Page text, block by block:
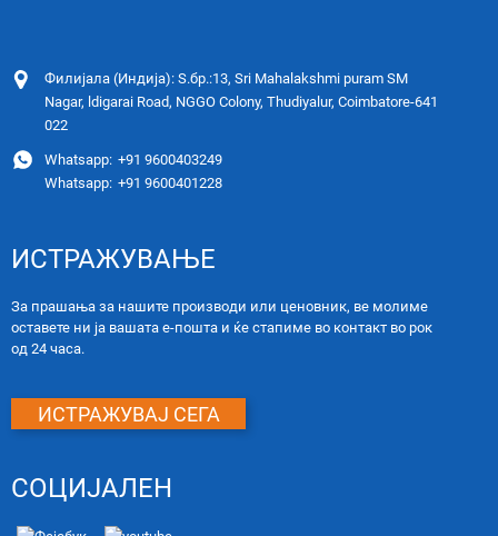
Филијала (Индија): S.бр.:13, Sri Mahalakshmi puram SM
Nagar, ldigarai Road, NGGO Colony, Thudiyalur, Coimbatore-641
022
Whatsapp: +91 9600403249
Whatsapp: +91 9600401228
ИСТРАЖУВАЊЕ
За прашања за нашите производи или ценовник, ве молиме
оставете ни ја вашата е-пошта и ќе стапиме во контакт во рок
од 24 часа.
ИСТРАЖУВАЈ СЕГА
СОЦИЈАЛЕН